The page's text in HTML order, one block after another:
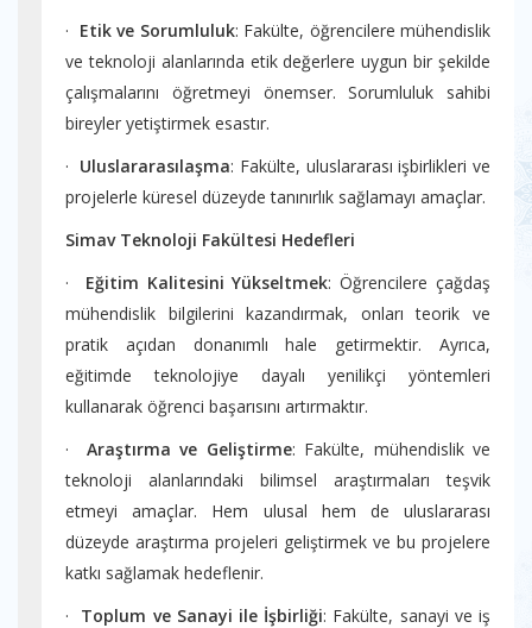
· Etik ve Sorumluluk: Fakülte, öğrencilere mühendislik
ve teknoloji alanlarında etik değerlere uygun bir şekilde
çalışmalarını öğretmeyi önemser. Sorumluluk sahibi
bireyler yetiştirmek esastır.
· Uluslararasılaşma: Fakülte, uluslararası işbirlikleri ve
projelerle küresel düzeyde tanınırlık sağlamayı amaçlar.
Simav Teknoloji Fakültesi Hedefleri
· Eğitim Kalitesini Yükseltmek: Öğrencilere çağdaş
mühendislik bilgilerini kazandırmak, onları teorik ve
pratik açıdan donanımlı hale getirmektir. Ayrıca,
eğitimde teknolojiye dayalı yenilikçi yöntemleri
kullanarak öğrenci başarısını artırmaktır.
· Araştırma ve Geliştirme: Fakülte, mühendislik ve
teknoloji alanlarındaki bilimsel araştırmaları teşvik
etmeyi amaçlar. Hem ulusal hem de uluslararası
düzeyde araştırma projeleri geliştirmek ve bu projelere
katkı sağlamak hedeflenir.
· Toplum ve Sanayi ile İşbirliği: Fakülte, sanayi ve iş